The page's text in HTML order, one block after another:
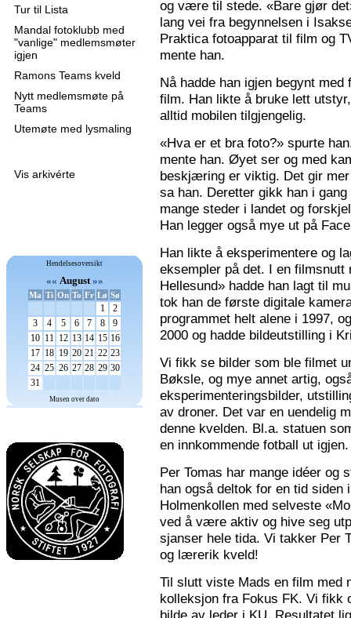
Tur til Lista
Mandal fotoklubb med
"vanlige" medlemsmøter
igjen
Ramons Teams kveld
Nytt medlemsmøte på
Teams
Utemøte med lysmaling
Vis arkivérte
Hendelsesoversikt
«« August»»
Ma Ti On To Fr Lø Sø
1
2
3
4 5 6 7 8
9
10 11 12 13 14 15 16
17 18 19 20 21 22 23
24 25 26 27 28 29 30
31
Musen over dato
og være til stede. «Bare gjør
lang vei fra begynnelsen i
Praktica fotoapparat til film og
mente han.
Nå hadde han igjen begynt
film. Han likte å bruke lett
alltid mobilen tilgjengelig.
«Hva er et bra foto?» spurte
mente han. Øyet ser og med
beskjæring er viktig. Det gir
sa han. Deretter gikk han i
mange steder i landet og
Han legger også mye ut på
Han likte å eksperimentere og
eksempler på det. I en filmsnutt
Hellesund» hadde han lagt til
tok han de første digitale
programmet helt alene i 1997,
2000 og hadde bildeutstilling i
Vi fikk se bilder som ble filmet
Bøksle, og mye annet artig,
eksperimenteringsbilder,
av droner. Det var en uendelig
denne kvelden. Bl.a. statuen
en innkommende fotball ut igjen.
Per Tomas har mange idéer og
han også deltok for en tid siden
Holmenkollen med selveste
ved å være aktiv og hive seg
sjanser hele tida. Vi takker Per
og lærerik kveld!
Til slutt viste Mads en film med
kolleksjon fra Fokus FK. Vi fikk
bilde av leder i KU. Resultatet